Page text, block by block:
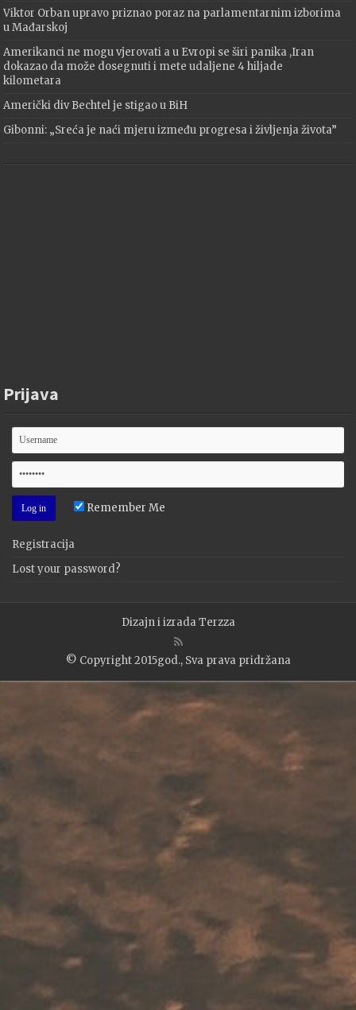
Viktor Orban upravo priznao poraz na parlamentarnim izborima
u Mađarskoj
Amerikanci ne mogu vjerovati a u Evropi se širi panika ,Iran
dokazao da može dosegnuti i mete udaljene 4 hiljade
kilometara
Američki div Bechtel je stigao u BiH
Gibonni: „Sreća je naći mjeru između progresa i življenja života”
Prijava
Remember Me
Registracija
Lost your password?
Dizajn i izradaTerzza
© Copyright 2015god., Sva prava pridržana
WP2Social Auto PublishPowered By :XYZScripts.com